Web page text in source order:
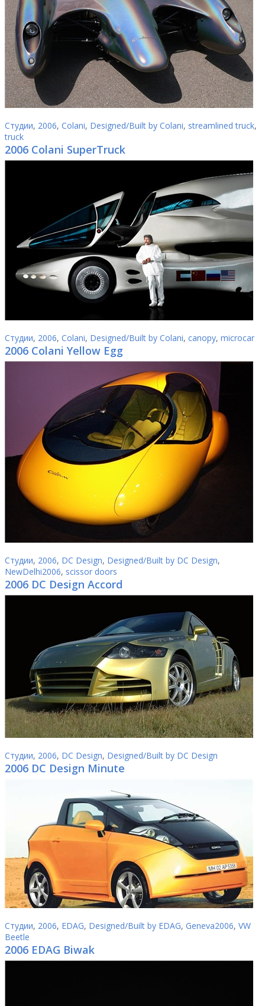
Студии, 2006, Colani, Designed/Built by Colani, streamlined truck,
truck
2006 Colani SuperTruck
Студии, 2006, Colani, Designed/Built by Colani, canopy, microcar
2006 Colani Yellow Egg
Студии, 2006, DC Design, Designed/Built by DC Design,
NewDelhi2006, scissor doors
2006 DC Design Accord
Студии, 2006, DC Design, Designed/Built by DC Design
2006 DC Design Minute
Студии, 2006, EDAG, Designed/Built by EDAG, Geneva2006, VW
Beetle
2006 EDAG Biwak